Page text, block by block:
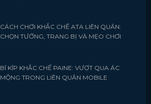
CÁCH CHƠI KHẮC CHẾ ATA LIÊN QUÂN:
CHỌN TƯỚNG, TRANG BỊ VÀ MẸO CHƠI
BÍ KÍP KHẮC CHẾ PAINE: VƯỢT QUA ÁC
MỘNG TRONG LIÊN QUÂN MOBILE